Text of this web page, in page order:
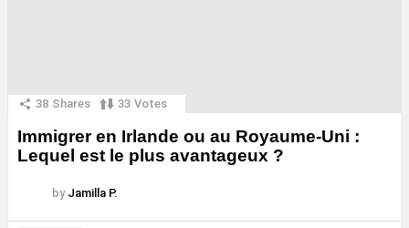
38 Shares 33 Votes
Immigrer en Irlande ou au Royaume-Uni :
Lequel est le plus avantageux ?
by Jamilla P.